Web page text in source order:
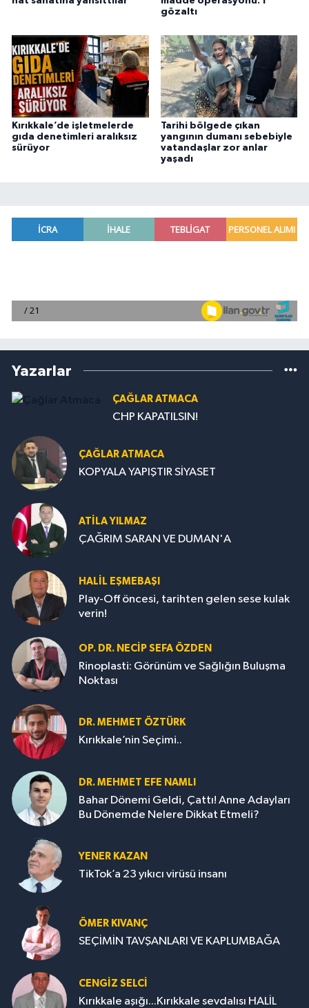
gözaltı
Kırıkkale’de işletmelerde
gıda denetimleri aralıksız
sürüyor
Tarihi bölgede çıkan
yangının dumanı sebebiyle
vatandaşlar zor anlar
yaşadı
Yazarlar
ÇAĞLAR ATMACA
CHP KAPATILSIN!
ÇAĞLAR ATMACA
KOPYALA YAPIŞTIR SİYASET
ATILA YILMAZ
ÇAĞRIM SARAN VE DUMAN'A
HALIL EŞMEBAŞI
Play-Off öncesi, tarihten gelen sese kulak
verin!
OP. DR. NECIP SEFA ÖZDEN
Rinoplasti: Görünüm ve Sağlığın Buluşma
Noktası
DR. MEHMET ÖZTÜRK
Kırıkkale’nin Seçimi..
DR. MEHMET EFE NAMLI
Bahar Dönemi Geldi, Çattı! Anne Adayları
Bu Dönemde Nelere Dikkat Etmeli?
YENER KAZAN
TikTok’a 23 yıkıcı virüsü insanı
ÖMER KIVANÇ
SEÇİMİN TAVŞANLARI VE KAPLUMBAĞA
CENGİZ SELCİ
Kırıkkale aşığı...Kırıkkale sevdalısı HALİL